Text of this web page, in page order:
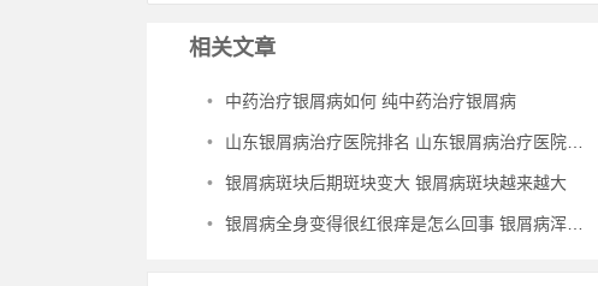
相关文章
• 中药治疗银屑病如何 纯中药治疗银屑病
• 山东银屑病治疗医院排名 山东银屑病治疗医院排名榜
• 银屑病斑块后期斑块变大 银屑病斑块越来越大
• 银屑病全身变得很红很痒是怎么回事 银屑病浑身痒怎么办